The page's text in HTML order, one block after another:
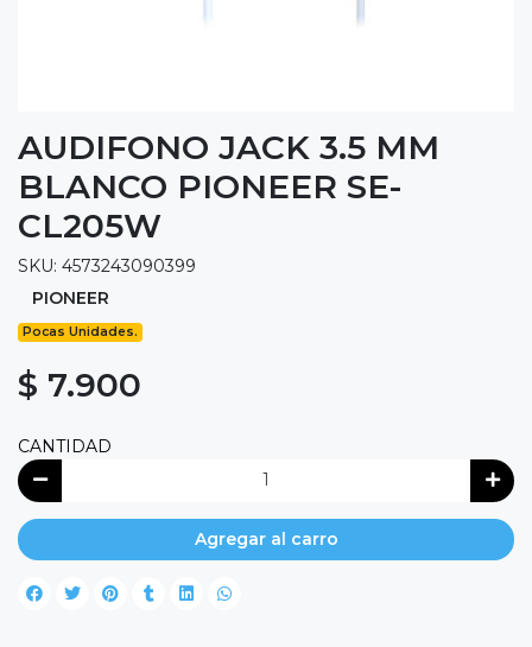
AUDIFONO JACK 3.5 MM
BLANCO PIONEER SE-
CL205W
SKU: 4573243090399
PIONEER
Pocas Unidades.
$ 7.900
CANTIDAD
Agregar al carro